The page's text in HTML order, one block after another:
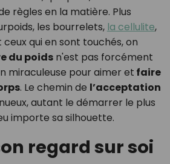
règles en la matière. Plus
les bourrelets, la cellulite,
qui en sont touchés, on
du poidsn'est pas forcément
miraculeuse pour aimer et faire
. Le chemin de l’acceptation
autant le démarrer le plus
importe sa silhouette.
regard sur soi